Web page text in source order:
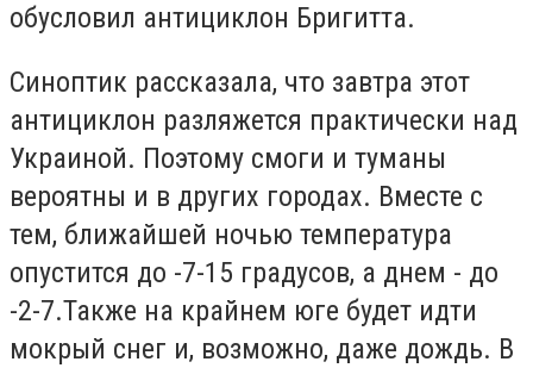
обусловил антициклон Бригитта.
Синоптик рассказала, что завтра этот
антициклон разляжется практически над
Украиной. Поэтому смоги и туманы
вероятны и в других городах. Вместе с
тем, ближайшей ночью температура
опустится до -7-15 градусов, а днем - до
-2-7.Также на крайнем юге будет идти
мокрый снег и, возможно, даже дождь. В